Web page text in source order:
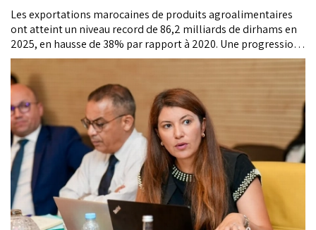
Les exportations marocaines de produits agroalimentaires
ont atteint un niveau record de 86,2 milliards de dirhams en
2025, en hausse de 38% par rapport à 2020. Une progression
qui confirme le poids croissant du secteur dans les
exportations nationales, malgré le recul enregistré par
certaines filières, notamment les agrumes.